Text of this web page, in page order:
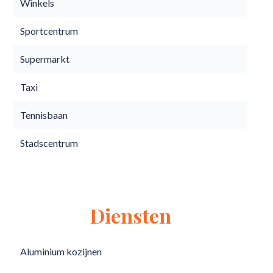
Winkels
Sportcentrum
Supermarkt
Taxi
Tennisbaan
Stadscentrum
Diensten
Aluminium kozijnen